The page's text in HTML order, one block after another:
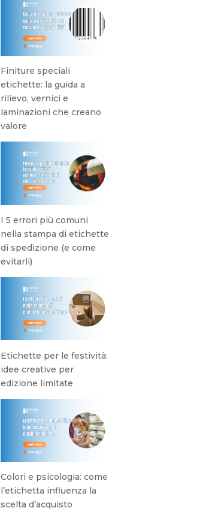
Finiture speciali
etichette: la guida a
rilievo, vernici e
laminazioni che creano
valore
I 5 errori più comuni
nella stampa di etichette
di spedizione (e come
evitarli)
Etichette per le festività:
idee creative per
edizione limitate
Colori e psicologia: come
l’etichetta influenza la
scelta d’acquisto